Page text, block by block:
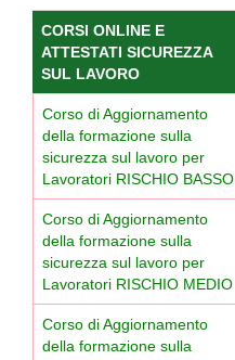
CORSI ONLINE E
ATTESTATI SICUREZZA
SUL LAVORO
Corso di Aggiornamento
della formazione sulla
sicurezza sul lavoro per
Lavoratori RISCHIO BASSO
Corso di Aggiornamento
della formazione sulla
sicurezza sul lavoro per
Lavoratori RISCHIO MEDIO
Corso di Aggiornamento
della formazione sulla